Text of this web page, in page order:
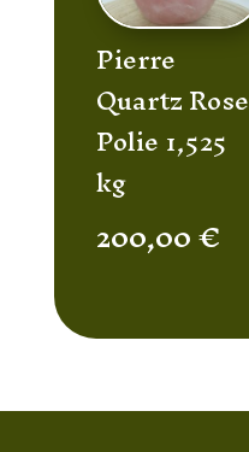
Pierre
Quartz Rose
Polie 1,525
kg
200,00€